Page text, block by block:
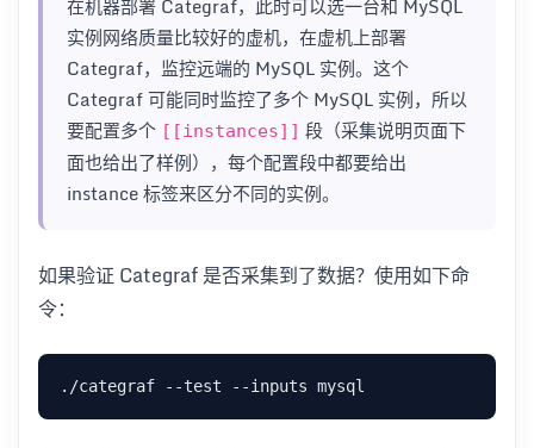
在机器部署 Categraf，此时可以选一台和 MySQL
实例网络质量比较好的虚机，在虚机上部署
Categraf，监控远端的 MySQL 实例。这个
Categraf 可能同时监控了多个 MySQL 实例，所以
要配置多个 [[instances]] 段（采集说明页面下
面也给出了样例），每个配置段中都要给出
instance 标签来区分不同的实例。
如果验证 Categraf 是否采集到了数据？使用如下命
令：